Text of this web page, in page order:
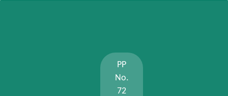
PP
No.
72